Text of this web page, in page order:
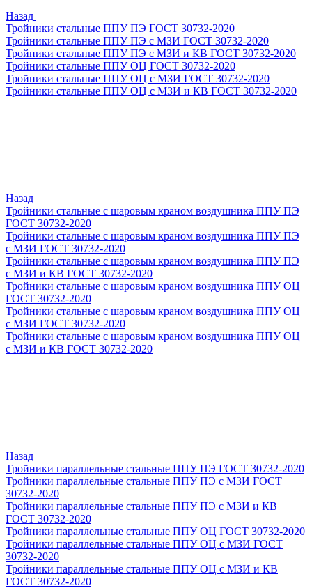
Назад
Тройники стальные ППУ ПЭ ГОСТ 30732-2020
Тройники стальные ППУ ПЭ с МЗИ ГОСТ 30732-2020
Тройники стальные ППУ ПЭ с МЗИ и КВ ГОСТ 30732-2020
Тройники стальные ППУ ОЦ ГОСТ 30732-2020
Тройники стальные ППУ ОЦ с МЗИ ГОСТ 30732-2020
Тройники стальные ППУ ОЦ с МЗИ и КВ ГОСТ 30732-2020
Назад
Тройники стальные с шаровым краном воздушника ППУ ПЭ
ГОСТ 30732-2020
Тройники стальные с шаровым краном воздушника ППУ ПЭ
с МЗИ ГОСТ 30732-2020
Тройники стальные с шаровым краном воздушника ППУ ПЭ
с МЗИ и КВ ГОСТ 30732-2020
Тройники стальные с шаровым краном воздушника ППУ ОЦ
ГОСТ 30732-2020
Тройники стальные с шаровым краном воздушника ППУ ОЦ
с МЗИ ГОСТ 30732-2020
Тройники стальные с шаровым краном воздушника ППУ ОЦ
с МЗИ и КВ ГОСТ 30732-2020
Назад
Тройники параллельные стальные ППУ ПЭ ГОСТ 30732-2020
Тройники параллельные стальные ППУ ПЭ с МЗИ ГОСТ
30732-2020
Тройники параллельные стальные ППУ ПЭ с МЗИ и КВ
ГОСТ 30732-2020
Тройники параллельные стальные ППУ ОЦ ГОСТ 30732-2020
Тройники параллельные стальные ППУ ОЦ с МЗИ ГОСТ
30732-2020
Тройники параллельные стальные ППУ ОЦ с МЗИ и КВ
ГОСТ 30732-2020